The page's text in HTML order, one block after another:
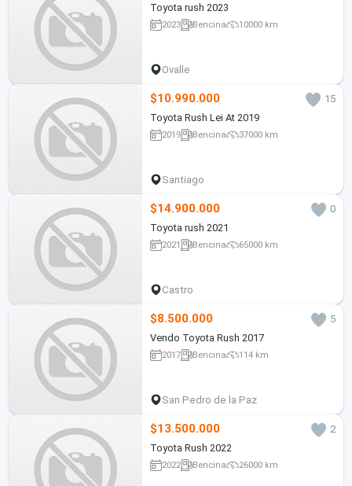
Toyota rush 2023
2023 Bencina 10000 km
Ovalle
$10.990.000
15
Toyota Rush Lei At 2019
2019 Bencina 37000 km
Santiago
$14.900.000
0
Toyota rush 2021
2021 Bencina 65000 km
Castro
$8.500.000
5
Vendo Toyota Rush 2017
2017 Bencina 114 km
San Pedro de la Paz
$13.500.000
2
Toyota Rush 2022
2022 Bencina 26000 km